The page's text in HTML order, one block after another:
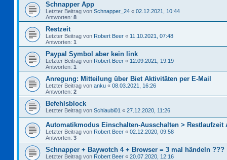
Schnapper App
Letzter Beitrag von Schnapper_24 « 02.12.2021, 10:44
Antworten: 8
Restzeit
Letzter Beitrag von Robert Beer « 11.10.2021, 07:48
Antworten: 1
Paypal Symbol aber kein link
Letzter Beitrag von Robert Beer « 12.09.2021, 19:19
Antworten: 1
Anregung: Mitteilung über Biet Aktivitäten per E-Mail
Letzter Beitrag von anku « 08.03.2021, 16:26
Antworten: 2
Befehlsblock
Letzter Beitrag von Schlaubi01 « 27.12.2020, 11:26
Automatikmodus Einschalten-Ausschalten > Restlaufzeit
Letzter Beitrag von Robert Beer « 02.12.2020, 09:58
Antworten: 3
Schnapper + Baywotch 4 + Browser = 3 mal händeln ???
Letzter Beitrag von Robert Beer « 20.07.2020, 12:16